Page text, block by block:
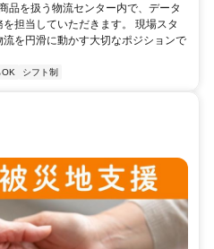
品を扱う物流センター内で、データ
担当していただきます。 現場スタ
を円滑に動かす大切なポジションで
シフト制